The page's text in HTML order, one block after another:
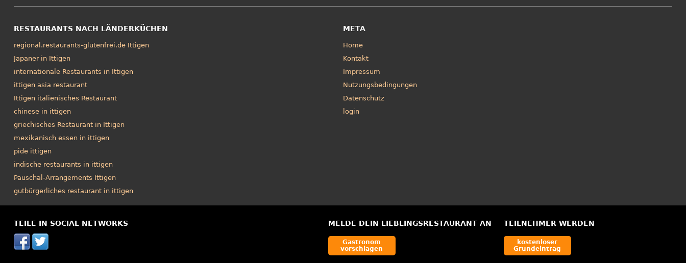
RESTAURANTS NACH LÄNDERKÜCHEN
regional.restaurants-glutenfrei.de Ittigen
Japaner in Ittigen
internationale Restaurants in Ittigen
ittigen asia restaurant
Ittigen italienisches Restaurant
chinese in ittigen
griechisches Restaurant in Ittigen
mexikanisch essen in ittigen
pide ittigen
indische restaurants in ittigen
Pauschal-Arrangements Ittigen
gutbürgerliches restaurant in ittigen
META
Home
Kontakt
Impressum
Nutzungsbedingungen
Datenschutz
login
TEILE IN SOCIAL NETWORKS MELDE DEIN LIEBLINGSRESTAURANT AN
Gastronom
vorschlagen
TEILNEHMER WERDEN
kostenloser
Grundeintrag